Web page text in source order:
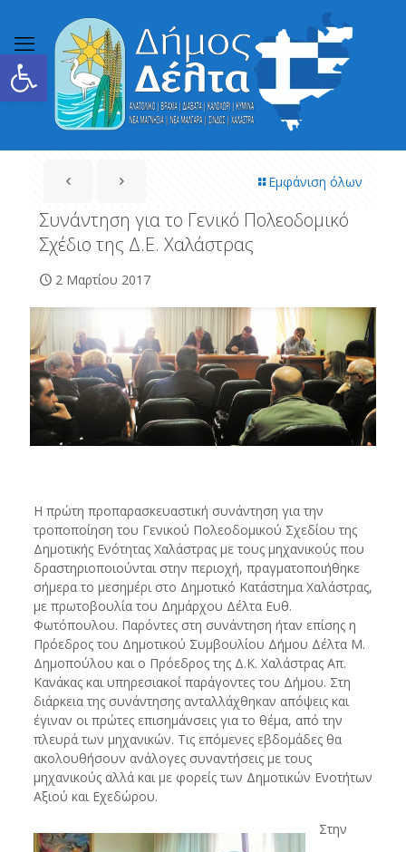
Ανοίξτε τη γραμμή εργαλείων
Εμφάνιση όλων
Συνάντηση για το Γενικό Πολεοδομικό
Σχέδιο της Δ.Ε. Χαλάστρας
2 Μαρτίου 2017
Η πρώτη προπαρασκευαστική συνάντηση για την
τροποποίηση του Γενικού Πολεοδομικού Σχεδίου της
Δημοτικής Ενότητας Χαλάστρας με τους μηχανικούς που
δραστηριοποιούνται στην περιοχή, πραγματοποιήθηκε
σήμερα το μεσημέρι στο Δημοτικό Κατάστημα Χαλάστρας,
με πρωτοβουλία του Δημάρχου Δέλτα Ευθ.
Φωτόπουλου. Παρόντες στη συνάντηση ήταν επίσης η
Πρόεδρος του Δημοτικού Συμβουλίου Δήμου Δέλτα Μ.
Δημοπούλου και ο Πρόεδρος της Δ.Κ. Χαλάστρας Απ.
Κανάκας και υπηρεσιακοί παράγοντες του Δήμου. Στη
διάρκεια της συνάντησης ανταλλάχθηκαν απόψεις και
έγιναν οι πρώτες επισημάνσεις για το θέμα, από την
πλευρά των μηχανικών. Τις επόμενες εβδομάδες θα
ακολουθήσουν ανάλογες συναντήσεις με τους
μηχανικούς αλλά και με φορείς των Δημοτικών Ενοτήτων
Αξιού και Εχεδώρου.
Στην